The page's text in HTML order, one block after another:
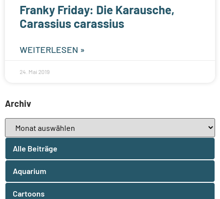
Franky Friday: Die Karausche,
Carassius carassius
WEITERLESEN »
24. Mai 2019
Archiv
Alle Beiträge
Aquarium
Cartoons